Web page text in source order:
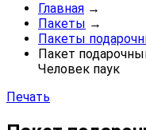
Главная →
Пакеты →
Пакеты
Пакет
Человек паук
Печать